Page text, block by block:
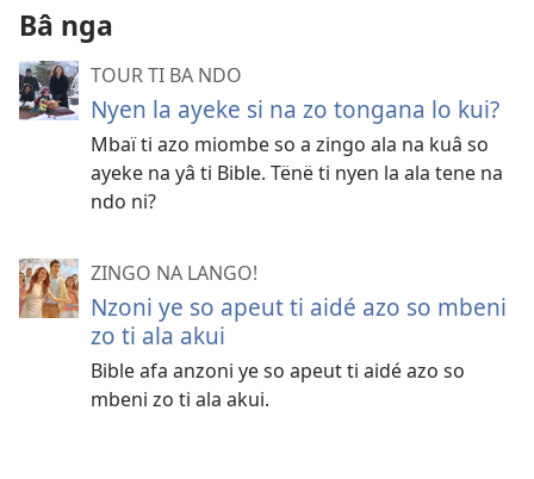
Bâ nga
TOUR TI BA NDO
Nyen la ayeke si na zo tongana lo kui?
Mbaï ti azo miombe so a zingo ala na kuâ so
ayeke na yâ ti Bible. Tënë ti nyen la ala tene na
ndo ni?
ZINGO NA LANGO!
Nzoni ye so apeut ti aidé azo so mbeni
zo ti ala akui
Bible afa anzoni ye so apeut ti aidé azo so
mbeni zo ti ala akui.